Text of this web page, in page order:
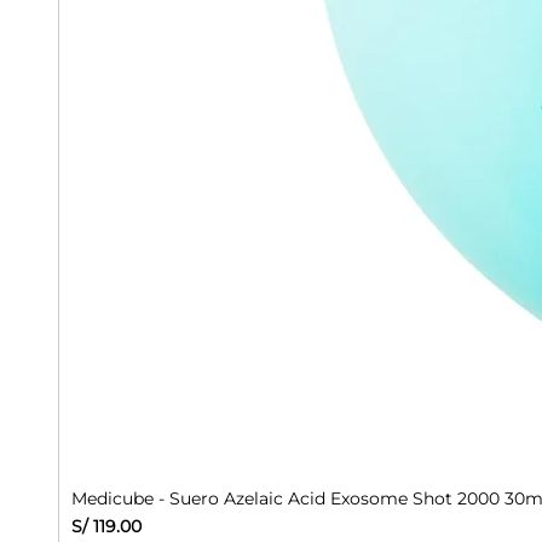
Medicube - Suero Azelaic Acid Exosome Shot 2000
Precio
S/ 119.00